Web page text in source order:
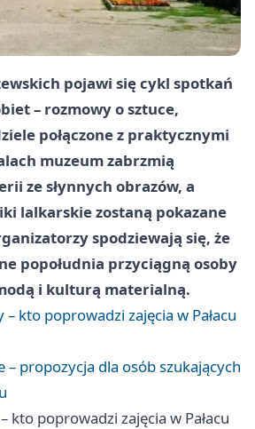
pojawi się cykl spotkań
– rozmowy o sztuce,
połączone z praktycznymi
muzeum zabrzmią
ze słynnych obrazów, a
lalkarskie zostaną pokazane
spodziewają się, że
popołudnia przyciągną osoby
i kulturą materialną.
– kto poprowadzi zajęcia w Pałacu
– propozycja dla osób szukających
kto poprowadzi zajęcia w Pałacu